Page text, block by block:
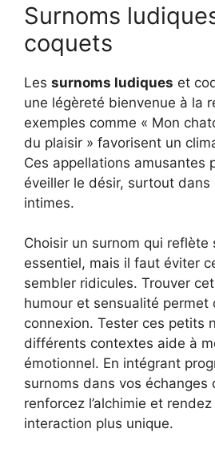
Surnoms
coquets
Les surnoms ludiques et
une légèreté bienvenue à la
exemples comme « Mon
du plaisir » favorisent un
Ces appellations amusantes
éveiller le désir, surtout dans
intimes.
Choisir un surnom qui reflète
essentiel, mais il faut éviter
sembler ridicules. Trouver
humour et sensualité permet
connexion. Tester ces petits
différents contextes aide à
émotionnel. En intégrant
surnoms dans vos échanges
renforcez l’alchimie et
interaction plus unique.